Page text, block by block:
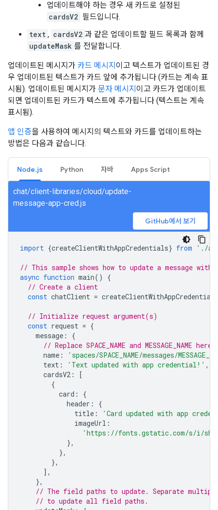
업데이트해야 하는 경우 새 카드로 설정된
cardsV2 필드입니다.
text , cardsV2 과 같은 업데이트할 필드 목록과 함께
updateMask 를 전달합니다.
업데이트된 메시지가 카드 메시지 이고 텍스트가 업데이트된 경
우 업데이트된 텍스트가 카드 앞에 추가됩니다 (카드는 계속 표
시됨). 업데이트된 메시지가 문자 메시지 이고 카드가 업데이트
되면 업데이트된 카드가 텍스트에 추가됩니다 (텍스트는 계속
표시됨).
앱 인증을 사용하여 메시지의 텍스트와 카드를 업데이트하는
방법은 다음과 같습니다.
Node.js Python 자바 Apps Script
chat/client-libraries/cloud/update-
message-app-cred.js
GitHub에서 보기
import {createClientWithAppCredentials} from './
// This sample shows how to update a message
async function main()
{
// Create a client
const chatClient = createClientWithAppCredentials
// Initialize request argument(s)
const request = {
message :
{
// Replace SPACE_NAME and MESSAGE_NAME here
name :
'spaces/SPACE_NAME/messages/
text : 'Text updated with app credential!' ,
cardsV2 :
[
{
card :
{
header :
{
title :
'Card updated with app
imageUrl :
'https://fonts.gstatic.com/s/i/
},
},
},
],
},
// The field paths to update. Separate
// to update all field paths.